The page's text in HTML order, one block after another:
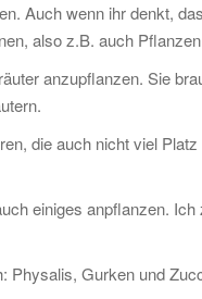
Auch wenn ihr denkt,
also z.B. auch
anzupflanzen. Sie
die auch nicht viel
einiges anpflanzen.
Physalis, Gurken und